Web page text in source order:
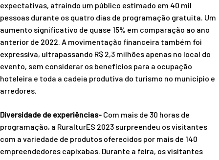
expectativas, atraindo um público estimado em 40 mil
pessoas durante os quatro dias de programação gratuita. Um
aumento significativo de quase 15% em comparação ao ano
anterior de 2022. A movimentação financeira também foi
expressiva, ultrapassando R$ 2,3 milhões apenas no local do
evento, sem considerar os benefícios para a ocupação
hoteleira e toda a cadeia produtiva do turismo no município e
arredores.
Diversidade de experiências- Com mais de 30 horas de
programação, a RuralturES 2023 surpreendeu os visitantes
com a variedade de produtos oferecidos por mais de 140
empreendedores capixabas. Durante a feira, os visitantes